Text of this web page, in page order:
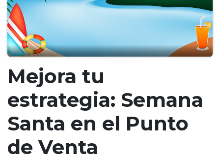
Mejora tu
estrategia: Semana
Santa en el Punto
de Venta